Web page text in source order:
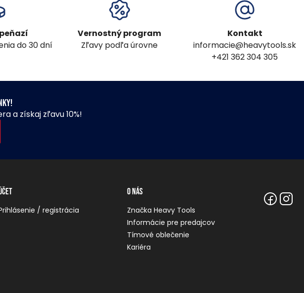
do 30 dní
Vernostný program
Zľavy podľa úrovne
Kontakt
informacie@heavytools.sk
+421 362 304 305
a získaj zľavu 10%!
/ registrácia
O nás
Značka Heavy Tools
Informácie pre predajcov
Tímové oblečenie
Kariéra